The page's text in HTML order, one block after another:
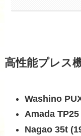
高性能プレス
Washino
Amada TP25
Nagao 35t